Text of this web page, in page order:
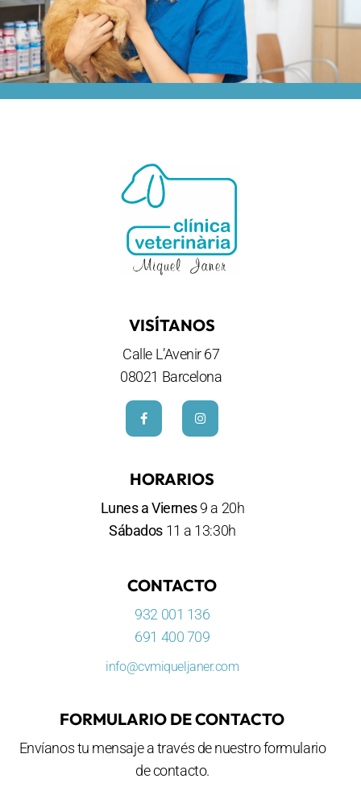
VISÍTANOS
Calle L’Avenir 67
08021 Barcelona
HORARIOS
Lunes a Viernes9 a 20h
Sábados 11 a 13:30h
CONTACTO
932 001 136
691 400 709
info@cvmiqueljaner.com
FORMULARIO DE CONTACTO
Envíanos tu mensaje a través de nuestro formulario
de contacto.